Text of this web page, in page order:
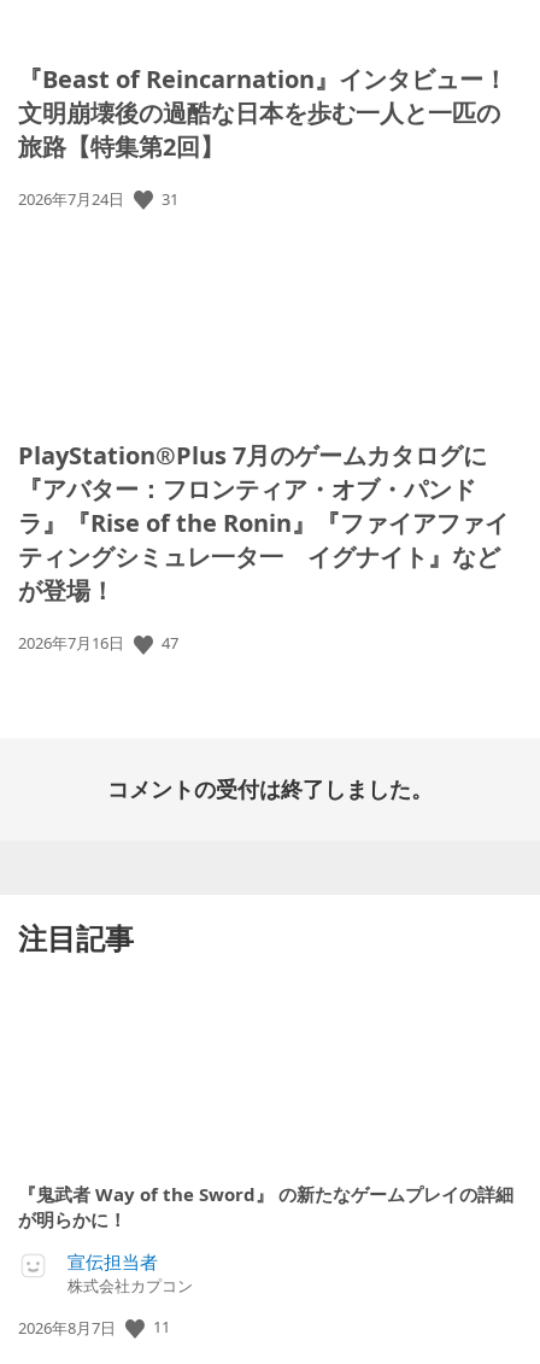
『Beast of Reincarnation』インタビュー！
文明崩壊後の過酷な日本を歩む一人と一匹の
旅路【特集第2回】
公
2026年7月24日 31
PlayStation®Plus 7月のゲームカタログに
『アバター：フロンティア・オブ・パンド
ラ』『Rise of the Ronin』『ファイアファイ
ティングシミュレ一タ一 イグナイト』など
が登場！
公
2026年7月16日 47
コメントの受付は終了しました。
注目記事
『鬼武者 Way of the Sword』 の新たなゲームプレイの詳細
が明らかに！
宣伝担当者
株式会社カプコン
公
2026年8月7日 11